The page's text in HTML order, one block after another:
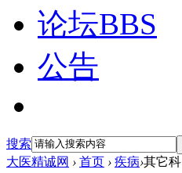
论坛BBS
公告
搜索
大医精诚网 › 首页 › 疾病›其它科